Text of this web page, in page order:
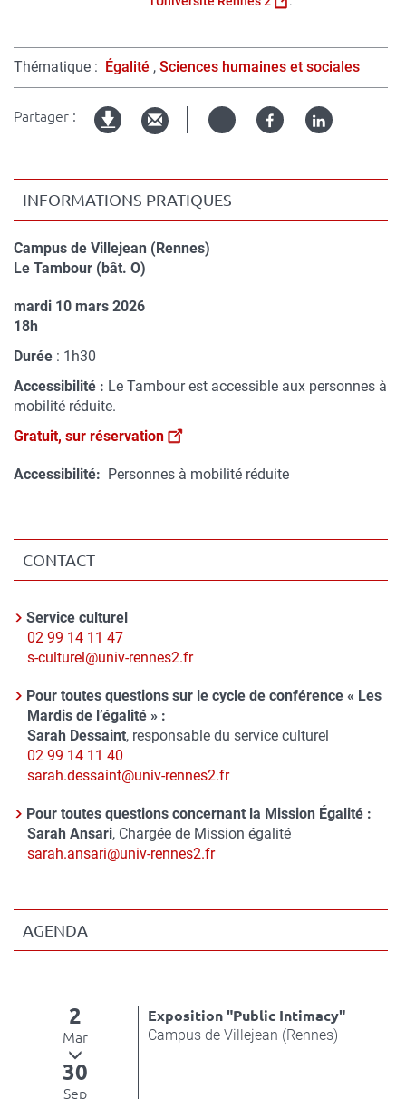
Thématique Égalité Sciences humaines et sociales
Partager : Twitter FacebookLinked
INFORMATIONS PRATIQUES
Campus de Villejean (Rennes)
Compléments
lieu
Le Tambour (bât. O)
mardi 10 mars 2026
Complément
date
18h
Durée : 1h30
Accessibilité : Le Tambour est accessible aux personnes à
mobilité réduite.
Gratuit, sur réservation
Accessibilité Personnes à mobilité réduite
CONTACT
Nom
du
Service culturel
Téléphone
02 99 14 11 47
Courriel
s-culturel@univ-rennes2.fr
Nom
du
contact
Pour toutes questions sur le cycle de conférence « Les
Mardis de l’égalité » :
Sarah Dessaint, responsable du service culturel
Téléphone
02 99 14 11 40
Courriel
sarah.dessaint@univ-rennes2.fr
Nom
du
Pour toutes questions concernant la Mission Égalité :
Sarah Ansari, Chargée de Mission égalité
Courriel
sarah.ansari@univ-rennes2.fr
AGENDA
2
Mar
30
Sep
Exposition "Public Intimacy"
Campus de Villejean (Rennes)